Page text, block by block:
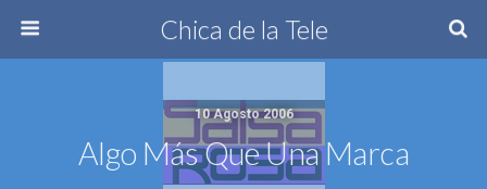
Chica de la Tele
10 Agosto 2006
Algo Más Que Una Marca